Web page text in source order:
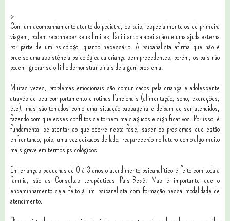
>
Com um acompanhamento atento do pediatra, os pais, especialmente os de primeira
viagem, podem reconhecer seus limites, facilitando a aceitação de uma ajuda externa
por parte de um psicólogo, quando necessário. A psicanalista afirma que não é
preciso uma assistência psicológica da criança sem precedentes, porém, os pais não
podem ignorar se o filho demonstrar sinais de algum problema.
Muitas vezes, problemas emocionais são comunicados pela criança e adolescente
através de seu comportamento e rotinas funcionais (alimentação, sono, excreções,
etc), mas são tomados como uma situação passageira e deixam de ser atendidos,
fazendo com que esses conflitos se tornem mais agudos e significativos. Por isso, é
fundamental se atentar ao que ocorre nesta fase, saber os problemas que estão
enfrentando, pois, uma vez deixados de lado, reaparecerão no futuro como algo muito
mais grave em termos psicológicos.
Em crianças pequenas de 0 à 3 anos o atendimento psicanalítico é feito comtoda a
família, são as Consultas terapêuticas Pais-Bebê. Mas é importante que o
encaminhamento seja feito à um psicanalista comformação nessa modalidade de
atendimento.